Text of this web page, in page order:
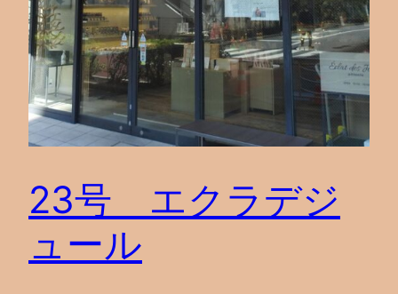
23号 エクラデジ
ュール